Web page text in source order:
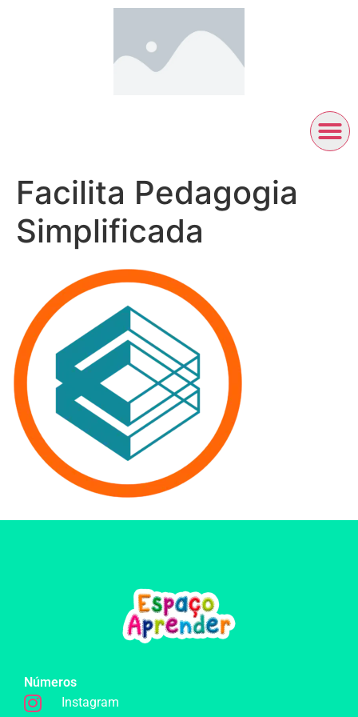
Facilita Pedagogia
Simplificada
Números
Instagram
ESTAMOS MIGRANDO PARA OUTRA
PLATAFORMA, ACESSE NO BOTÃO
ABAIXO.